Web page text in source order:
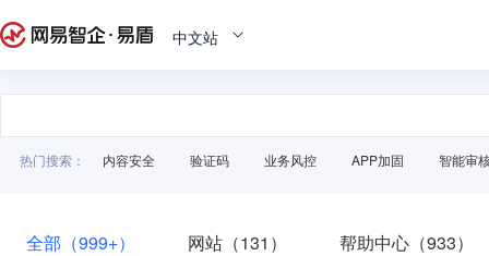
中文站
热门搜索： 内容安全 验证码 业务风控 APP加固 智能审
全部（999+） 网站（131） 帮助中心（933）